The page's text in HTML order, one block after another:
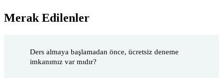
Merak Edilenler
Ders almaya başlamadan önce, ücretsiz deneme
imkanımız var mıdır?